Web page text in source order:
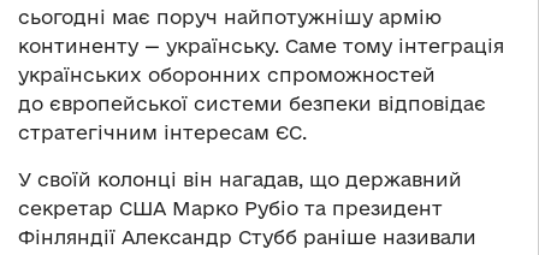
сьогодні має поруч найпотужнішу армію
континенту — українську. Саме тому інтеграція
українських оборонних спроможностей
до європейської системи безпеки відповідає
стратегічним інтересам ЄС.
У своїй колонці він нагадав, що державний
секретар США Марко Рубіо та президент
Фінляндії Александр Стубб раніше називали